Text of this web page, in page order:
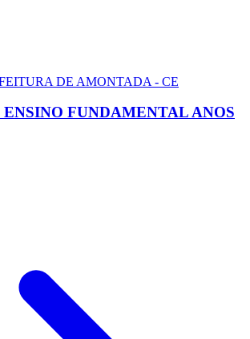
DE AMONTADA - CE
ENSINO FUNDAMENTAL ANOS